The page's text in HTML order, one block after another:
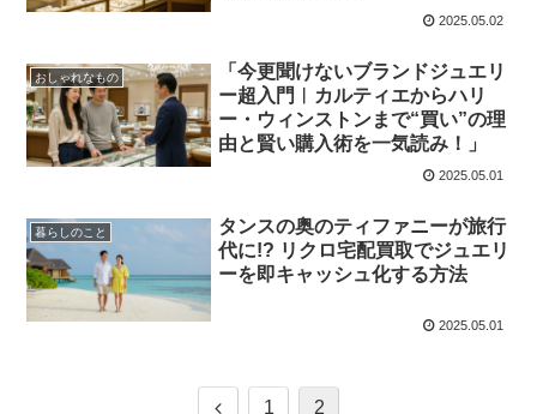
2025.05.02
おしゃれなもの
「今更聞けないブランドジュエリ
ー超入門︱カルティエからハリ
ー・ウィンストンまで“買い”の理
由と賢い購入術を一気読み！」
2025.05.01
暮らしのこと
タンスの奥のティファニーが旅行
代に!? リクロ宅配買取でジュエリ
ーを即キャッシュ化する方法
2025.05.01
前 1 2